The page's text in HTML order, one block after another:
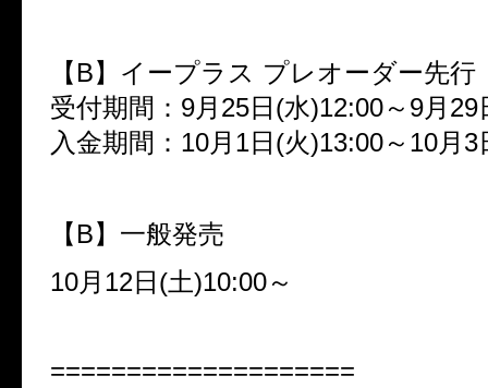
【 B】イープラス プレオーダー先行
受付期間： 9月 25日 (水)12:00～ 9月 29
入金期間： 10月 1日 (火)13:00～ 10月 3
【 B】一般発売
10月 12日 (土)10:00～
====================